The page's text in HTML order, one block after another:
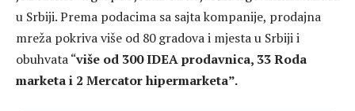
u Srbiji. Prema podacima sa sajta kompanije, prodajna
mreža pokriva više od 80 gradova i mjesta u Srbiji i
obuhvata “više od 300 IDEA prodavnica, 33 Roda
marketa i 2 Mercator hipermarketa”.